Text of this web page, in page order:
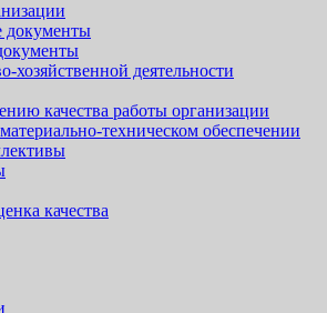
документы
хозяйственной деятельности
качества работы организации
техническом обеспечении
качества